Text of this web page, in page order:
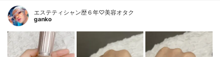
エステティシャン歴６年♡美容オタク
ganko